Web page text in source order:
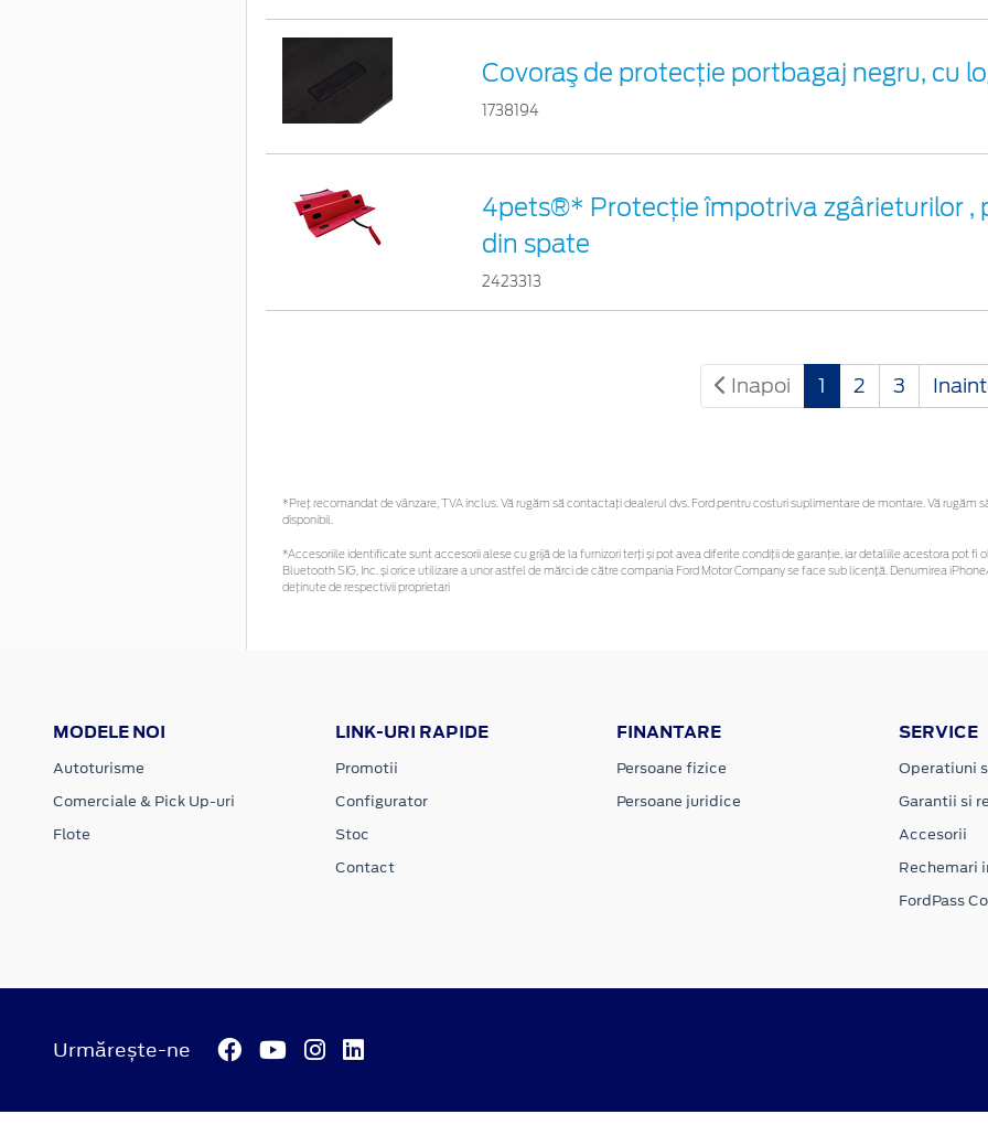
Covoraş de protecţie portbagaj negru, cu
1738194
4pets®* Protecție împotriva zgârieturilor ,
din spate
2423313
Inapoi 1 2 3
*Preţ recomandat de vânzare, TVA inclus. Vă rugăm să contactaţi dealerul dvs. Ford pentru costuri suplimentare de montare. Vă
disponibil.
*Accesoriile identificate sunt accesorii alese cu grijă de la furnizori terți și pot avea diferite condiții de garanție, iar detaliile acestora pot
Bluetooth SIG, Inc. și orice utilizare a unor astfel de mărci de către compania Ford Motor Company se face sub licență. Denumirea
deținute de respectivii proprietari
MODELE NOI
Autoturisme
Comerciale & Pick Up-uri
Flote
LINK-URI RAPIDE
Promotii
Configurator
Stoc
Contact
FINANTARE
Persoane fizice
Persoane juridice
SERVICE
Operatiuni
Garantii si
Accesorii
Rechemari
FordPass
Urmărește-ne